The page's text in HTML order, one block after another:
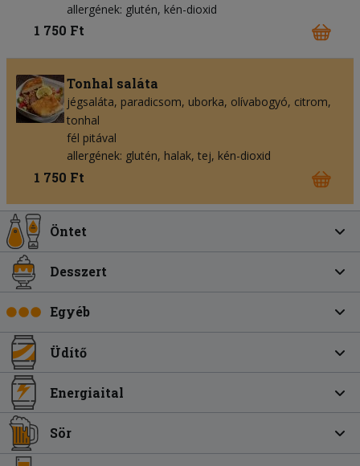
allergének: glutén, kén-dioxid
1 750 Ft
Tonhal saláta
jégsaláta paradicsom uborka olívabogyó citrom
tonhal
fél pitával
allergének: glutén, halak, tej, kén-dioxid
1 750 Ft
Öntet
Desszert
Egyéb
Üdítő
Energiaital
Sör